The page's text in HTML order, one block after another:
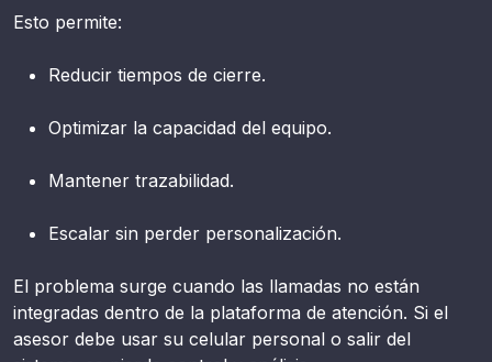
Esto permite:
Reducir tiempos de cierre.
Optimizar la capacidad del equipo.
Mantener trazabilidad.
Escalar sin perder personalización.
El problema surge cuando las llamadas no están
integradas dentro de la plataforma de atención. Si el
asesor debe usar su celular personal o salir del